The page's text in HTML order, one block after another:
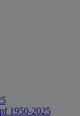
1950-2025